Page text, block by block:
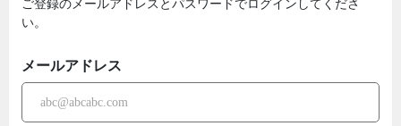
ご登録のメールアドレスとパスワードでログインしてくださ
い。
メールアドレス